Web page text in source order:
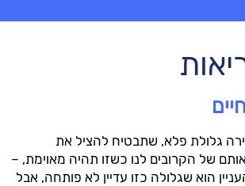
גלולת פלא, שתבטיח להציל את
של הקרובים לנו כשזו תהיה מאוימת, –
הוא שגלולה כזו עדיין לא פותחה, אבל